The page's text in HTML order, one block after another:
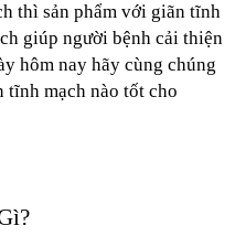
thì sản phẩm với giãn tĩnh
giúp người bệnh cải thiện
hôm nay hãy cùng chúng
mạch nào tốt cho